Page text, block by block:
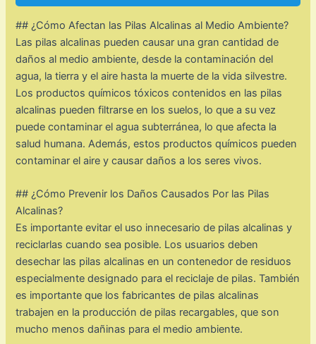
## ¿Cómo Afectan las Pilas Alcalinas al Medio Ambiente?
Las pilas alcalinas pueden causar una gran cantidad de
daños al medio ambiente, desde la contaminación del
agua, la tierra y el aire hasta la muerte de la vida silvestre.
Los productos químicos tóxicos contenidos en las pilas
alcalinas pueden filtrarse en los suelos, lo que a su vez
puede contaminar el agua subterránea, lo que afecta la
salud humana. Además, estos productos químicos pueden
contaminar el aire y causar daños a los seres vivos.
## ¿Cómo Prevenir los Daños Causados Por las Pilas
Alcalinas?
Es importante evitar el uso innecesario de pilas alcalinas y
reciclarlas cuando sea posible. Los usuarios deben
desechar las pilas alcalinas en un contenedor de residuos
especialmente designado para el reciclaje de pilas. También
es importante que los fabricantes de pilas alcalinas
trabajen en la producción de pilas recargables, que son
mucho menos dañinas para el medio ambiente.